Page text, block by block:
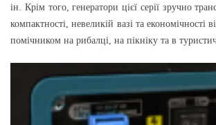
ін. Крім того, генератори цієї серії зручно
компактності, невеликій вазі та економічності
помічником на рибалці, на пікніку та в